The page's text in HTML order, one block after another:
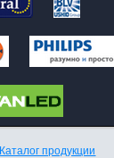
Каталог продукции